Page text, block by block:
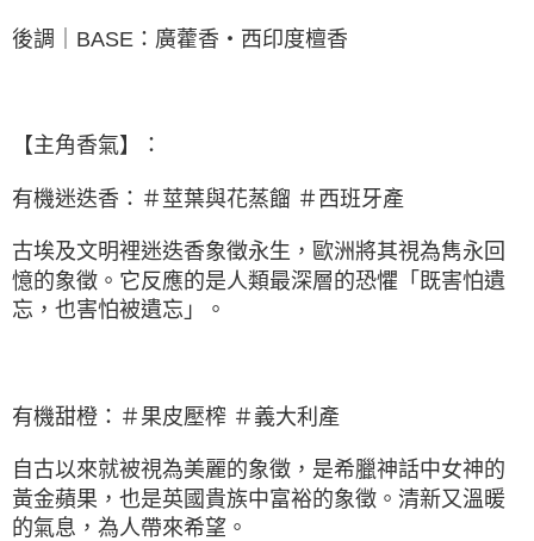
後調｜BASE：廣藿香・西印度檀香
【主角香氣】：
有機迷迭香：＃莖葉與花蒸餾 ＃西班牙產
古埃及文明裡迷迭香象徵永生，歐洲將其視為雋永回
憶的象徵。它反應的是人類最深層的恐懼「既害怕遺
忘，也害怕被遺忘」。
有機甜橙：＃果皮壓榨 ＃義大利產
自古以來就被視為美麗的象徵，是希臘神話中女神的
黃金蘋果，也是英國貴族中富裕的象徵。清新又溫暖
的氣息，為人帶來希望。